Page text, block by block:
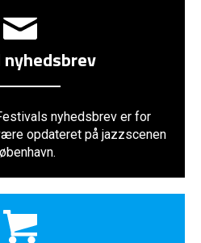
nyhedsbrev
nyhedsbrev er for
opdateret på jazzscenen